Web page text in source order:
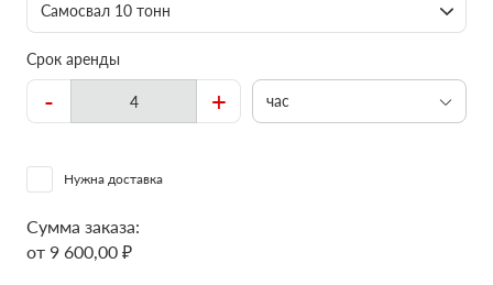
Самосвал 10 тонн
Срок аренды
- + час
Нужна доставка
Сумма заказа:
от 9 600,00 ₽